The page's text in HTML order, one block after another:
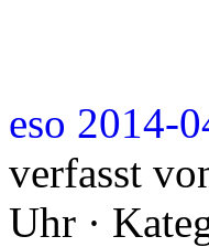
eso 2014-
verfasst
Uhr ·